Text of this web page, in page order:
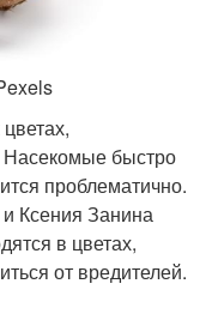
Насекомые быстро
проблематично.
Ксения Занина
в цветах,
от вредителей.